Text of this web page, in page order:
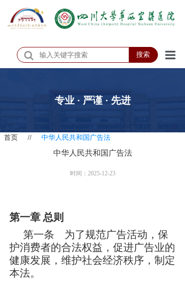
搜索
患者服务
党建工作
院务公开
健康须知
专业 · 严谨 · 先进
中华人民共和国广告法
时间：2025-12-23
第一章 总则
第一条 为了规范广告活动，保
护消费者的合法权益，促进广告业的
健康发展，维护社会经济秩序，制定
本法。
首页 // 中华人民共和国广告法